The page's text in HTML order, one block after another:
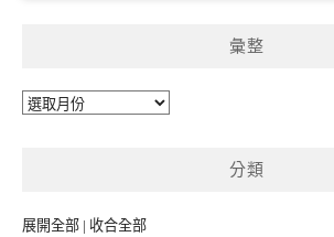
彙整
彙
分類
展開全部 | 收合全部